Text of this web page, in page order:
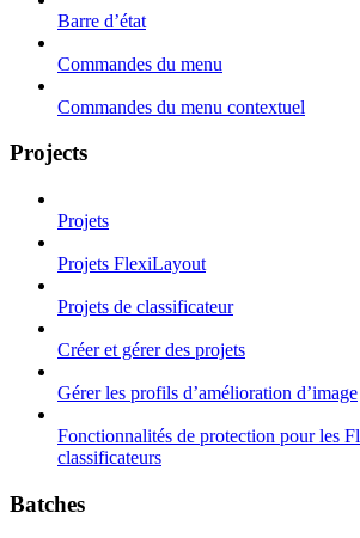
Barre d’état
Commandes du menu
Commandes du menu contextuel
Projects
Projets
Projets FlexiLayout
Projets de classificateur
Créer et gérer des projets
Gérer les profils d’amélioration d’image
Fonctionnalités de protection pour les
classificateurs
Batches